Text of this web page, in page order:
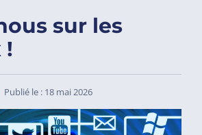
sur les
!
Publié le : 18 mai 2026